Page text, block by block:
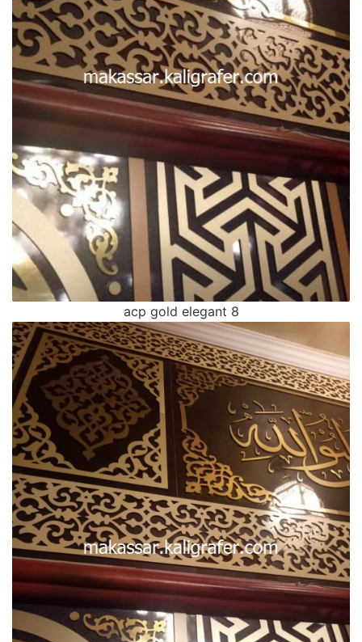
acp gold elegant 8